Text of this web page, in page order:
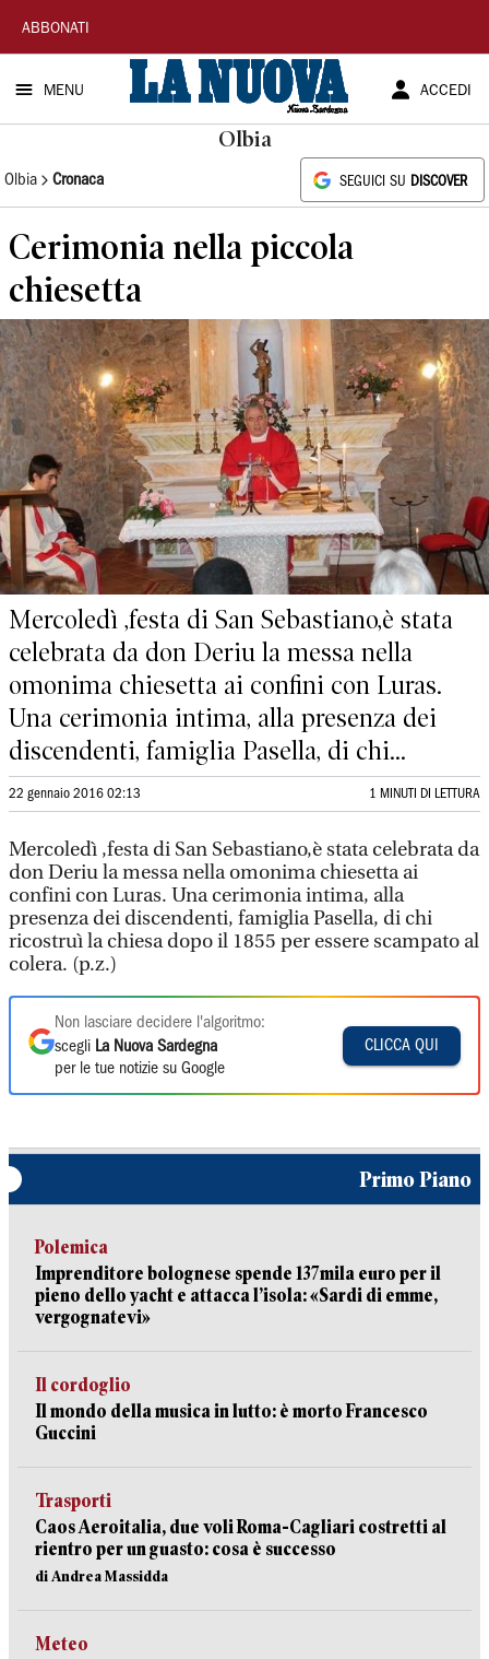
La
Nuova
Sardegna
ABBONATI
MENU ACCEDI
Olbia
Olbia Cronaca SEGUICI SU DISCOVER
Cerimonia nella piccola
chiesetta
Mercoledì ,festa di San Sebastiano,è stata
celebrata da don Deriu la messa nella
omonima chiesetta ai confini con Luras.
Una cerimonia intima, alla presenza dei
discendenti, famiglia Pasella, di chi...
22 gennaio 2016 02:13 1 MINUTI DI LETTURA
Mercoledì ,festa di San Sebastiano,è stata celebrata da
don Deriu la messa nella omonima chiesetta ai
confini con Luras. Una cerimonia intima, alla
presenza dei discendenti, famiglia Pasella, di chi
ricostruì la chiesa dopo il 1855 per essere scampato al
colera. (p.z.)
Non lasciare decidere l'algoritmo:
scegli La Nuova Sardegna
per le tue notizie su Google
CLICCA QUI
Primo Piano
Polemica
Imprenditore bolognese spende 137mila euro per il
pieno dello yacht e attacca l’isola: «Sardi di emme,
vergognatevi»
Il cordoglio
Il mondo della musica in lutto: è morto Francesco
Guccini
Trasporti
Caos Aeroitalia, due voli Roma-Cagliari costretti al
rientro per un guasto: cosa è successo
di Andrea Massidda
Meteo